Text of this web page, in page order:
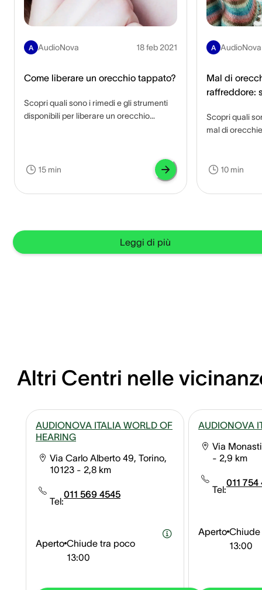
A AudioNova 18 feb 2021
Come liberare un orecchio tappato?
Scopri quali sono i rimedi e gli strumenti
disponibili per liberare un orecchio
15 min
A AudioNova
Mal di
raffreddore:
Scopri quali
mal di
10 min
Leggi di più
Altri Centri nelle
AUDIONOVA ITALIA WORLD OF
HEARING
Via Carlo Alberto 49, Torino,
10123 - 2,8 km
Tel:
011 569 4545
Aperto Chiude tra poco
13:00
AUDIONOVA
Via
- 2,9 km
Tel:
011 754
Aperto
13:00